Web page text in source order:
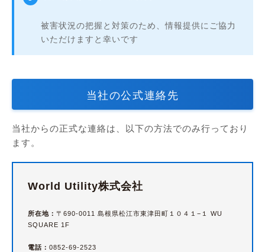
被害状況の把握と対策のため、情報提供にご協力
いただけますと幸いです
当社の公式連絡先
当社からの正式な連絡は、以下の方法でのみ行っており
ます。
World Utility株式会社
所在地： 〒690-0011 島根県松江市東津田町１０４１−１ WU
SQUARE 1F
電話： 0852-69-2523